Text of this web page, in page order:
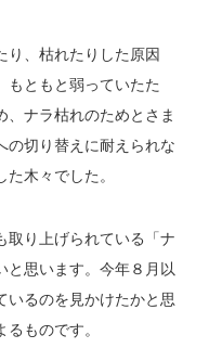
り、枯れたりした原因
もともと弱っていたた
、ナラ枯れのためとさま
の切り替えに耐えられな
木々でした。
取り上げられている「ナ
と思います。今年８月以
いるのを見かけたかと思
ものです。